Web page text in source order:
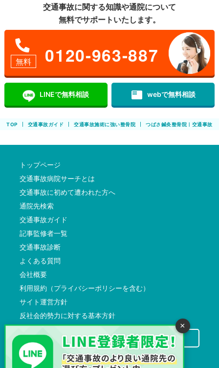
交通事故に関する知識や通院について
無料でサポートいたします。
無料 0120-963-887
LINEで無料相談 featured_play_list webで無料相談
TOP 交通事故ガイド 交通事故施術に強い整骨院 つばさ鍼灸整骨院｜交通事故
トップページ
交通事故病院サーチとは
交通事故に初めて遭われた方へ
通院先検索
交通事故ガイド
記事監修者一覧
交通事故診断
よくある質問
会社概要
利用規約（プライバシーポリシーを含む）
サイト運営方針
反社会的勢力に対する基本方針
交通事故病院サーチに掲載希望の先生方へ
×